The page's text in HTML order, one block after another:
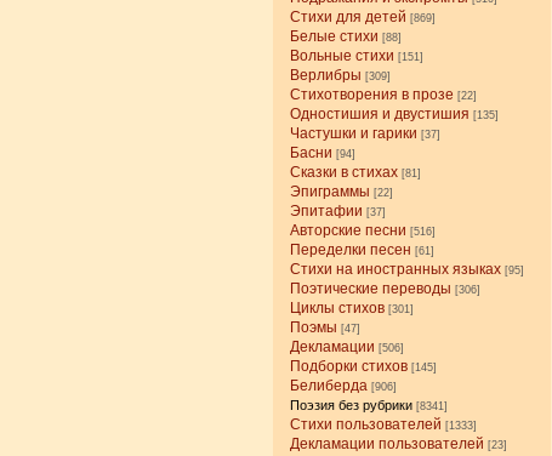
Стихи для детей [869]
Белые стихи [88]
Вольные стихи [151]
Верлибры [309]
Стихотворения в прозе [22]
Одностишия и двустишия [135]
Частушки и гарики [37]
Басни [94]
Сказки в стихах [81]
Эпиграммы [22]
Эпитафии [37]
Авторские песни [516]
Переделки песен [61]
Стихи на иностранных языках [95]
Поэтические переводы [306]
Циклы стихов [301]
Поэмы [47]
Декламации [506]
Подборки стихов [145]
Белиберда [906]
Поэзия без рубрики [8341]
Стихи пользователей [1333]
Декламации пользователей [23]